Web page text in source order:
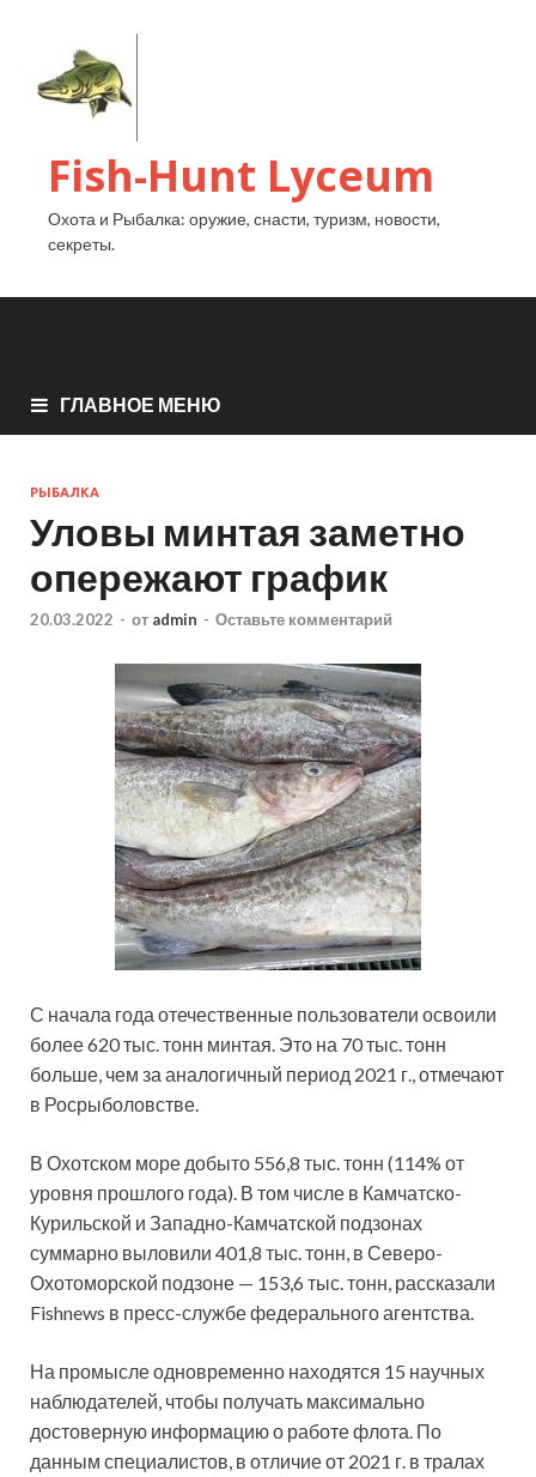
Fish-Hunt Lyceum
Охота и Рыбалка: оружие, снасти, туризм, новости,
секреты.
ГЛАВНОЕ МЕНЮ
РЫБАЛКА
Уловы минтая заметно
опережают график
20.03.2022 - от admin - Оставьте комментарий
С начала года отечественные пользователи освоили
более 620 тыс. тонн минтая. Это на 70 тыс. тонн
больше, чем за аналогичный период 2021 г., отмечают
в Росрыболовстве.
В Охотском море добыто 556,8 тыс. тонн (114% от
уровня прошлого года). В том числе в Камчатско-
Курильской и Западно-Камчатской подзонах
суммарно выловили 401,8 тыс. тонн, в Северо-
Охотоморской подзоне — 153,6 тыс. тонн, рассказали
Fishnews в пресс-службе федерального агентства.
На промысле одновременно находятся 15 научных
наблюдателей, чтобы получать максимально
достоверную информацию о работе флота. По
данным специалистов, в отличие от 2021 г. в тралах